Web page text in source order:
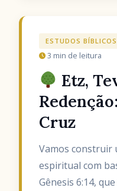
ESTUDOS BÍBLICOS
3 min de leitura
Etz,
Cruz
Vamos construir
espiritual com
Gênesis 6:14,